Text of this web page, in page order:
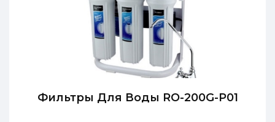
Фильтры Для Воды RO-200G-P01